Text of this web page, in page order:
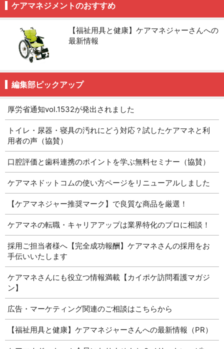
ケアマネジメントのおすすめ
【福祉用具と健康】ケアマネジャーさんへの
最新情報
編集部ピックアップ
厚労省通知vol.1532が発出されました
トイレ・尿器・寝具の汚れにどう対応？試したケアマネと利
用者の声（協賛）
口腔評価と歯科連携のポイントを学ぶ無料セミナー（協賛）
ケアマネドットコムの使い方ページをリニューアルしました
【ケアマネジャー推奨マーク】で良質な商品を厳選！
ケアマネの転職・キャリアアップは業界特化のプロに相談！
採用ご担当者様へ【完全成功報酬】ケアマネさんの採用をお
手伝いいたします
ケアマネさんにも役立つ情報満載【カイポケ訪問看護マガジ
ン】
広告・マーケティング関連のご相談はこちらから
【福祉用具と健康】ケアマネジャーさんへの最新情報（PR）